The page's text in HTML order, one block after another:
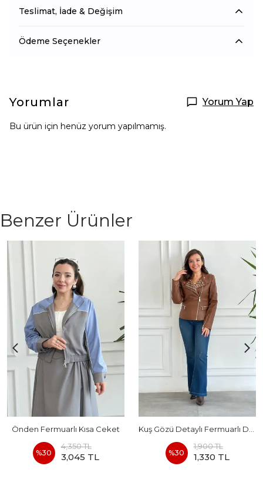
Teslimat, İade & Değişim
Ödeme Seçenekler
Yorumlar Yorum Yap
Bu ürün için henüz yorum yapılmamış.
Benzer Ürünler
Önden Fermuarlı Kısa Ceket
%30
4,350 TL
3,045 TL %30
1,900 TL
1,330 TL